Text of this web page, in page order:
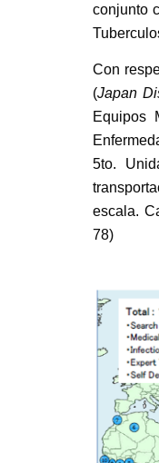
conjunto
Con
(Japan
Equipos
5to.
escala.
78)